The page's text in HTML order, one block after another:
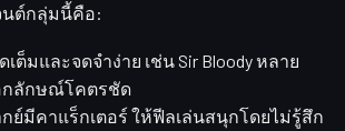
นต์กลุ่มนี้คือ:
เต็มและจดจำง่าย เช่น Sir Bloody หลาย
กลักษณ์โคตรชัด
กย์มีคาแร็กเตอร์ ให้ฟีลเล่นสนุกโดยไม่รู้สึก